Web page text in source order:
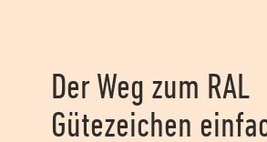
Der Weg zum RAL
Gütezeichen